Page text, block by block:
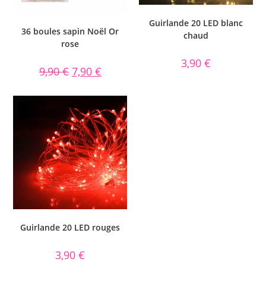
36 boules sapin Noël Or
rose
9,90€ 7,90 €
Guirlande 20 LED blanc
chaud
3,90 €
Guirlande 20 LED rouges
3,90€